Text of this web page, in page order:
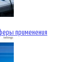
применения